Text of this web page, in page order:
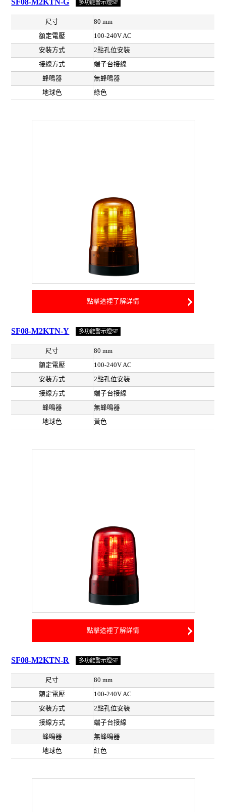
SF08-M2KTN-G 多功能警示燈SF
尺寸
80 mm
額定電壓
100-240V AC
安裝方式
2點孔位安裝
接線方式
端子台接線
蜂鳴器
無蜂鳴器
地球色
綠色
點擊這裡了解詳情
SF08-M2KTN-Y 多功能警示燈SF
尺寸
80 mm
額定電壓
100-240V AC
安裝方式
2點孔位安裝
接線方式
端子台接線
蜂鳴器
無蜂鳴器
地球色
黃色
點擊這裡了解詳情
SF08-M2KTN-R 多功能警示燈SF
尺寸
80 mm
額定電壓
100-240V AC
安裝方式
2點孔位安裝
接線方式
端子台接線
蜂鳴器
無蜂鳴器
地球色
紅色